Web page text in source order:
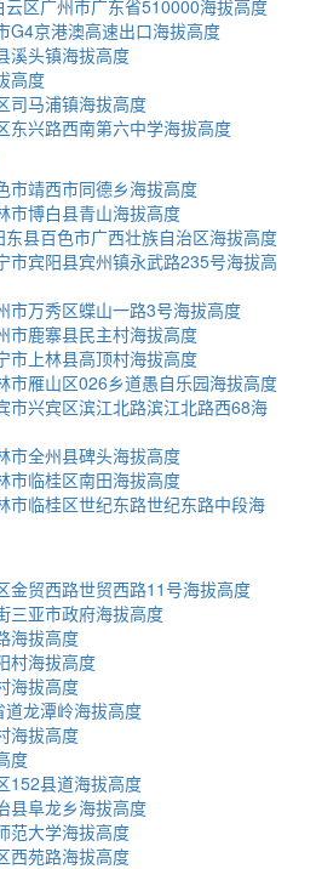
区广州市广东省510000海拔高度
G4京港澳高速出口海拔高度
溪头镇海拔高度
高度
司马浦镇海拔高度
东兴路西南第六中学海拔高度
市靖西市同德乡海拔高度
市博白县青山海拔高度
县百色市广西壮族自治区海拔高度
市宾阳县宾州镇永武路235号海拔高
市万秀区蝶山一路3号海拔高度
市鹿寨县民主村海拔高度
市上林县高顶村海拔高度
市雁山区026乡道愚自乐园海拔高度
市兴宾区滨江北路滨江北路西68海
市全州县碑头海拔高度
市临桂区南田海拔高度
市临桂区世纪东路世纪东路中段海
金贸西路世贸西路11号海拔高度
三亚市政府海拔高度
海拔高度
村海拔高度
海拔高度
龙潭岭海拔高度
海拔高度
度
152县道海拔高度
县阜龙乡海拔高度
范大学海拔高度
西苑路海拔高度